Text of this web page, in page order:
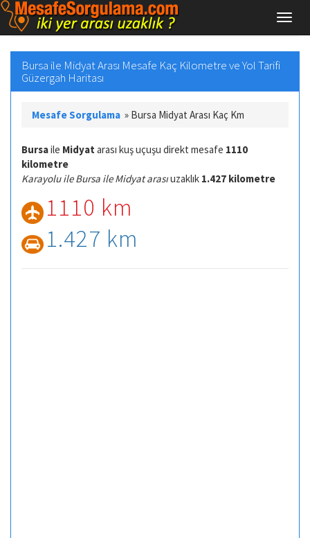
Bursa ile Midyat Arası Mesafe Kaç Kilometre ve Yol Tarifi
Güzergah Haritası
Mesafe Sorgulama » Bursa Midyat Arası Kaç Km
Bursaile Midyat arası kuş uçuşu direkt mesafe 1110
kilometre
Karayolu ile Bursa ile Midyat arasıuzaklık 1.427 kilometre
1110 km
1.427 km